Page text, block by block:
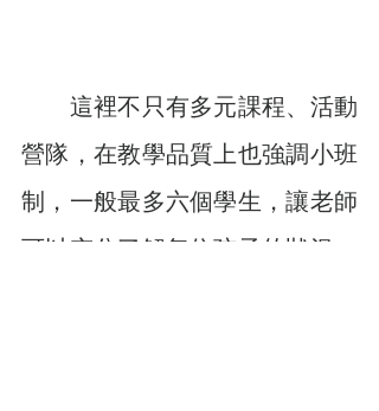
這裡不只有多元課程、活動
營隊，在教學品質上也強調小班
制，一般最多六個學生，讓老師
可以充分了解每位孩子的狀況；